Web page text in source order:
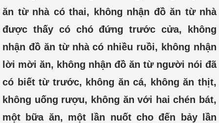
ăn từ nhà có thai, không nhận đồ ăn từ nhà
được thấy có chó đứng trước cửa, không
nhận đồ ăn từ nhà có nhiều ruồi, không nhận
lời mời ăn, không nhận đồ ăn từ người nói đã
có biết từ trước, không ăn cá, không ăn thịt,
không uống rượu, không ăn với hai chén bát,
một bữa ăn, một lần nuốt cho đến bảy lần